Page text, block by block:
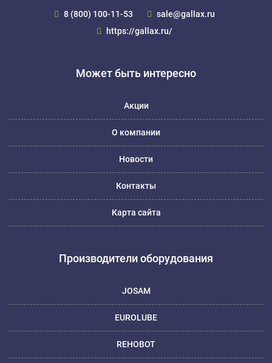
8 (800) 100-11-53
sale@gallax.ru
https://gallax.ru/
Может быть интересно
Акции
О компании
Новости
Контакты
Карта сайта
Производители оборудования
JOSAM
EUROLUBE
REHOBOT